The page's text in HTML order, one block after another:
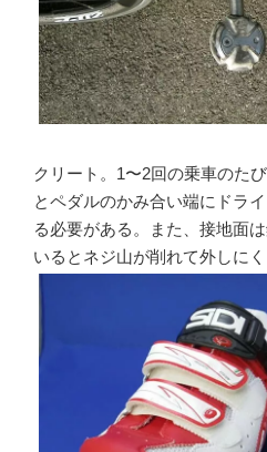
クリート。1〜2回の乗車のた
とペダルのかみ合い端にドラ
る必要がある。また、接地面
いるとネジ山が削れて外しにく